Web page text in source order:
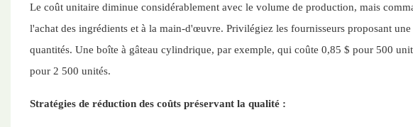
Le coût unitaire diminue considérablement avec le volume de production, mais
l'achat des ingrédients et à la main-d'œuvre. Privilégiez les fournisseurs proposant
quantités. Une boîte à gâteau cylindrique, par exemple, qui coûte 0,85 $ pour 500
pour 2 500 unités.
Stratégies de réduction des coûts préservant la qualité :